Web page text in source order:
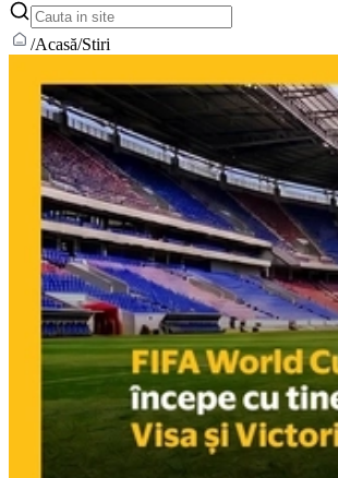
/Acasă/Stiri